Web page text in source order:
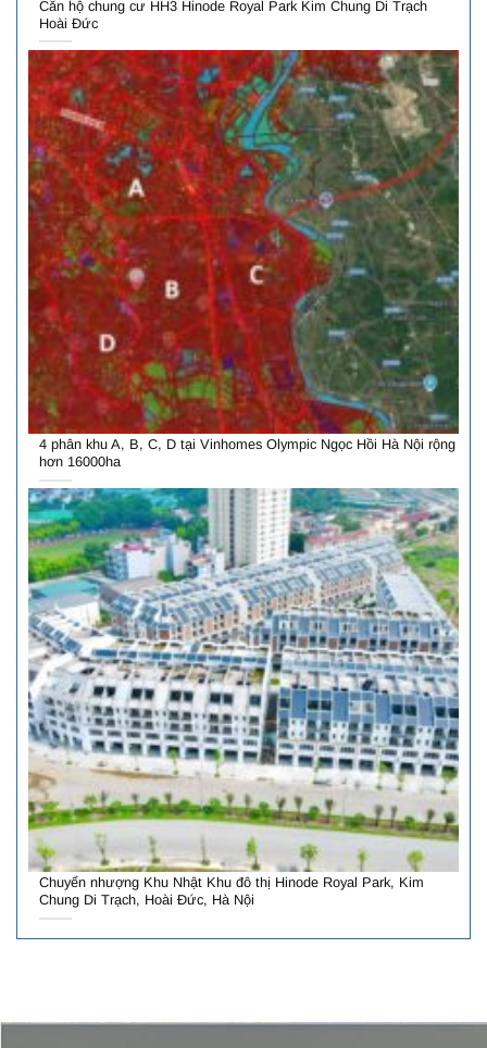
Căn hộ chung cư HH3 Hinode Royal Park Kim Chung Di Trạch
Hoài Đức
4 phân khu A, B, C, D tại Vinhomes Olympic Ngọc Hồi Hà Nội rộng
hơn 16000ha
Chuyển nhượng Khu Nhật Khu đô thị Hinode Royal Park, Kim
Chung Di Trạch, Hoài Đức, Hà Nội